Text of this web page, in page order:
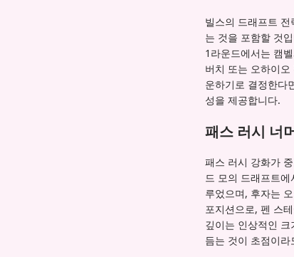
빌스의 드래프트
는 것을 포함할 것
1라운드에서는 캠
버치 또는 오하이
운하기로 결정한다
성을 제공합니다.
패스 러시 너
패스 러시 강화가
드 모의 드래프트
루었으며, 후자는
포지션으로, 펜 스
깊이는 인상적인
듬는 것이 초점이라